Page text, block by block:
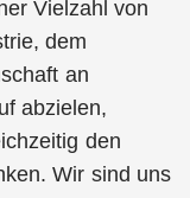
Vielzahl von
dem
an
abzielen,
den
Wir sind uns